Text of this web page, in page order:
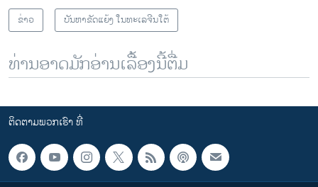
ຂ່າວ
ບັນຫາຂັດແຍ້ງ ໃນທະເລຈີນໃຕ້
ທ່ານອາດມັກອ່ານເລື້ອງນີ້ຕື່ມ
ຕິດຕາມພວກເຮົາ ທີ່